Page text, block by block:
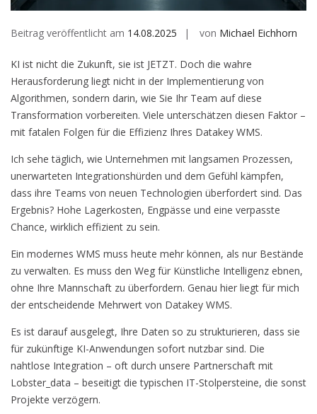
Beitrag veröffentlicht am 14.08.2025 von Michael Eichhorn
KI ist nicht die Zukunft, sie ist JETZT. Doch die wahre
Herausforderung liegt nicht in der Implementierung von
Algorithmen, sondern darin, wie Sie Ihr Team auf diese
Transformation vorbereiten. Viele unterschätzen diesen Faktor –
mit fatalen Folgen für die Effizienz Ihres Datakey WMS.
Ich sehe täglich, wie Unternehmen mit langsamen Prozessen,
unerwarteten Integrationshürden und dem Gefühl kämpfen,
dass ihre Teams von neuen Technologien überfordert sind. Das
Ergebnis? Hohe Lagerkosten, Engpässe und eine verpasste
Chance, wirklich effizient zu sein.
Ein modernes WMS muss heute mehr können, als nur Bestände
zu verwalten. Es muss den Weg für Künstliche Intelligenz ebnen,
ohne Ihre Mannschaft zu überfordern. Genau hier liegt für mich
der entscheidende Mehrwert von Datakey WMS.
Es ist darauf ausgelegt, Ihre Daten so zu strukturieren, dass sie
für zukünftige KI-Anwendungen sofort nutzbar sind. Die
nahtlose Integration – oft durch unsere Partnerschaft mit
Lobster_data – beseitigt die typischen IT-Stolpersteine, die sonst
Projekte verzögern.